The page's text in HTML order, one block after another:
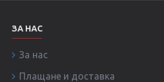
ЗА НАС
За нас
Плащане и доставка